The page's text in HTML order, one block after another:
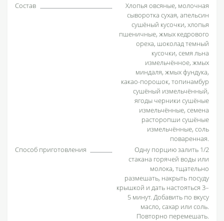
Состав
Хлопья овсяные, молочная
сыворотка сухая, апельсин
сушёный кусочки, хлопья
пшеничные, жмых кедрового
ореха, шоколад темный
кусочки, семя льна
измельчённое, жмых
миндаля, жмых фундука,
какао-порошок, топинамбур
сушёный измельчённый,
ягоды черники сушёные
измельчённые, семена
расторопши сушёные
измельчённые, соль
поваренная.
Способ приготовления
Одну порцию залить 1/2
стакана горячей воды или
молока, тщательно
размешать, накрыть посуду
крышкой и дать настояться 3–
5 минут. Добавить по вкусу
масло, сахар или соль.
Повторно перемешать.